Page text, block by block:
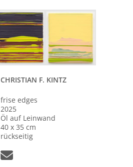
CHRISTIAN F. KINTZ
frise edges
2025
Öl auf Leinwand
40 x 35 cm
rückseitig